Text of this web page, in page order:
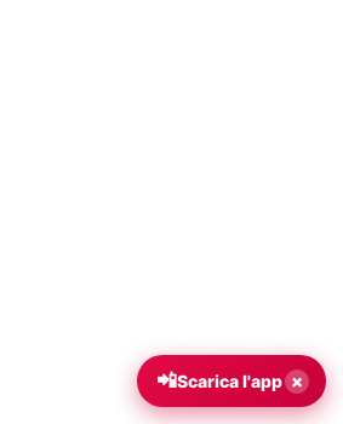
📲Scarica l'app ×